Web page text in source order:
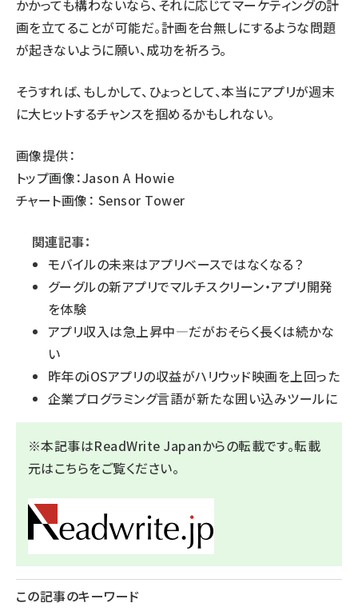
かかっても構わないなら、それに応じてマーケティングの計
画を立てることが可能だ。計画を台無しにするような問題
が起きないように願い、成功を祈ろう。
そうすれば、もしかして、ひょっとして、本当にアプリが週末
に大ヒットするチャンスを掴めるかもしれない。
画像提供：
トップ画像：Jason A Howie
チャート画像： Sensor Tower
関連記事：
モバイルの未来はアプリベースではなくなる？
グーグルの新アプリでマルチスクリーン・アプリ開発
を体験
アプリ収入は急上昇中―だがおそらく長くは続かな
い
昨年のiOSアプリの収益がハリウッド映画を上回った
企業プログラミング言語が新たな囲い込みツールに
※本記事はReadWrite Japanからの転載です。転載
元はこちらをご覧ください。
この記事のキーワード